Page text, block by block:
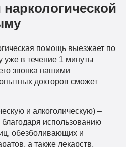
помощь выезжает по
уже в течение 1 минуты
звонка нашими
докторов сможет
и алкоголическую) –
благодаря использованию
обезболивающих и
а также лекарств,